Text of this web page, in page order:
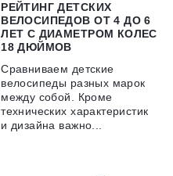
РЕЙТИНГ ДЕТСКИХ
ВЕЛОСИПЕДОВ ОТ 4 ДО 6
ЛЕТ С ДИАМЕТРОМ КОЛЕС
18 ДЮЙМОВ
Сравниваем детские
велосипеды разных марок
между собой. Кроме
технических характеристик
и дизайна важно...